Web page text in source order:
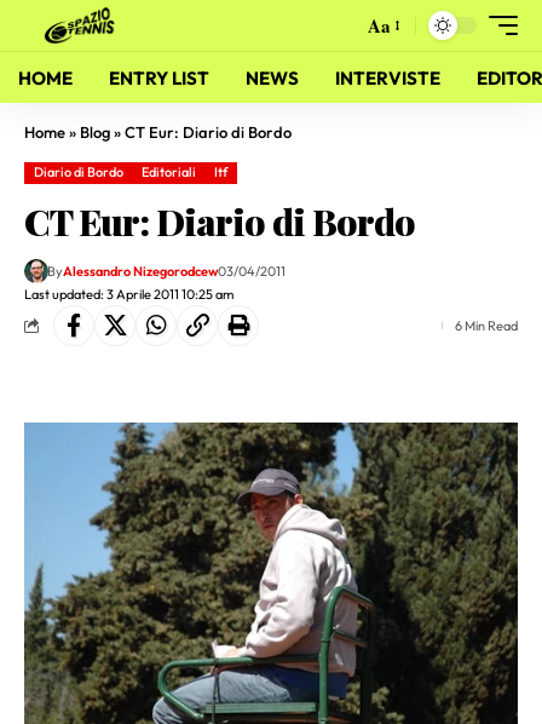
Aa
HOME ENTRY LIST NEWS INTERVISTE
Home» Blog»CT Eur: Diario di Bordo
Diario di Bordo Editoriali Itf
CT Eur: Diario di Bordo
Last updated: 3 Aprile 2011 10:25 am
ByAlessandro Nizegorodcew03/04/2011
6 Min Read